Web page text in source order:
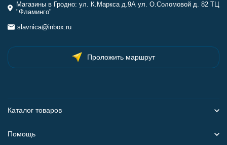
Магазины в Гродно: ул. К.Маркса д.9А ул. О.Соломовой д. 82 ТЦ
"Фламинго"
slavnica@inbox.ru
Проложить маршрут
Каталог товаров
Помощь